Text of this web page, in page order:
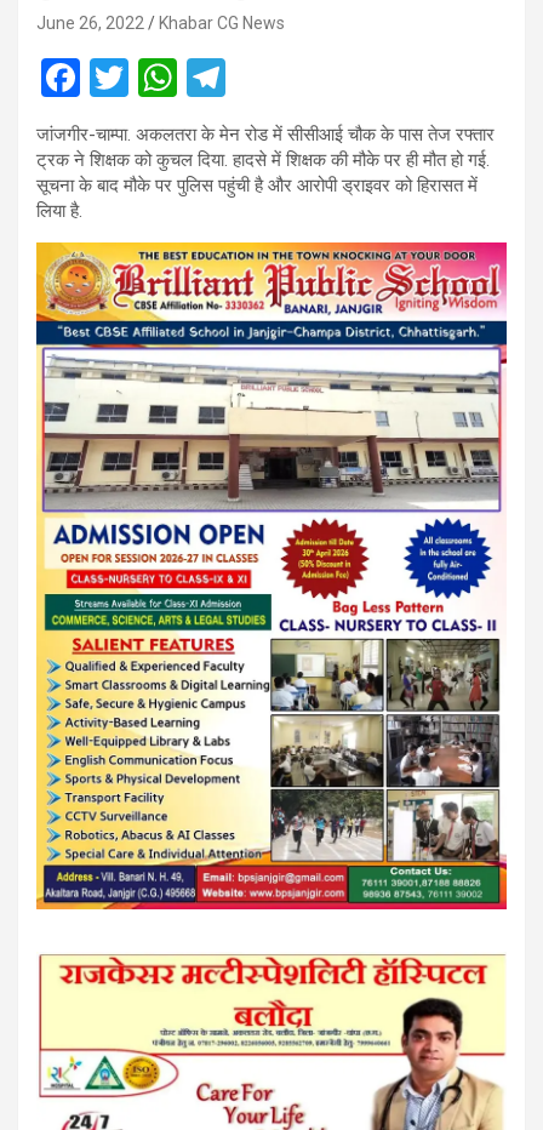
June 26, 2022 Khabar CG News
F
a
ce
b
o
o
k
T
wi
tt
er
W
h
at
s
A
p
p
el
e
gr
a
m
जांजगीर-चाम्पा. अकलतरा के मेन रोड में सीसीआई चौक के पास तेज रफ्तार
ट्रक ने शिक्षक को कुचल दिया. हादसे में शिक्षक की मौके पर ही मौत हो गई.
सूचना के बाद मौके पर पुलिस पहुंची है और आरोपी ड्राइवर को हिरासत में
लिया है.